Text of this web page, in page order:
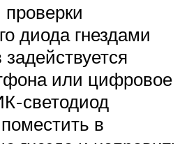
диода гнездами
или цифровое
светодиод
в